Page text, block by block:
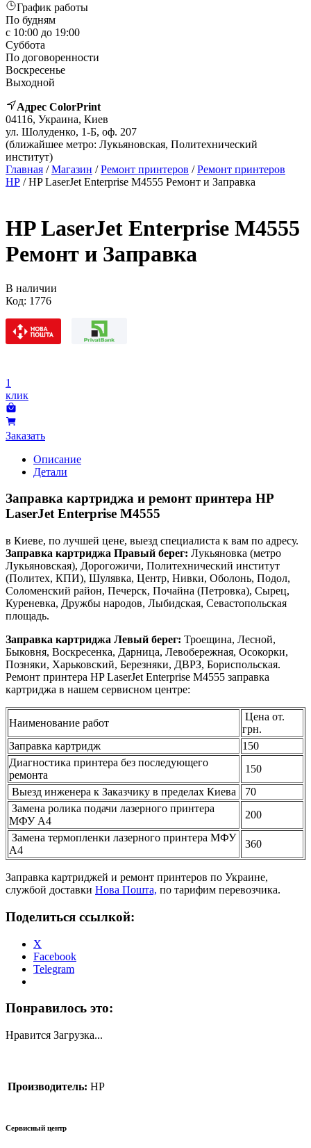
График работы
По будням
с 10:00 до 19:00
Суббота
По договоренности
Воскресенье
Выходной
Адрес ColorPrint
04116, Украина, Киев
ул. Шолуденко, 1-Б, оф. 207
(ближайшее метро: Лукьяновская, Политехнический
институт)
Главная /Магазин /Ремонт принтеров /Ремонт принтеров
HP / HP LaserJet Enterprise M4555 Ремонт и Заправка
HP LaserJet Enterprise M4555
Ремонт и Заправка
В наличии
Код: 1776
1
клик
Заказать
Описание
Детали
Заправка картриджа и ремонт принтера HP
LaserJet Enterprise M4555
в Киеве, по лучшей цене, выезд специалиста к вам по адресу.
Заправка картриджа Правый берег: Лукьяновка (метро
Лукьяновская), Дорогожичи, Политехнический институт
(Политех, КПИ), Шулявка, Центр, Нивки, Оболонь, Подол,
Соломенский район, Печерск, Почайна (Петровка), Сырец,
Куреневка, Дружбы народов, Лыбидская, Севастопольская
площадь.
Заправка картриджа Левый берег: Троещина, Лесной,
Быковня, Воскресенка, Дарница, Левобережная, Осокорки,
Позняки, Харьковский, Березняки, ДВРЗ, Бориспольская.
Ремонт принтера HP LaserJet Enterprise M4555 заправка
картриджа в нашем сервисном центре:
Наименование работ
Цена от.
грн.
Заправка картридж
150
Диагностика принтера без последующего
ремонта
150
Выезд инженера к Заказчику в пределах Киева
70
Замена ролика подачи лазерного принтера
МФУ А4
200
Замена термопленки лазерного принтера МФУ
А4
360
Заправка картриджей и ремонт принтеров по Украине,
службой доставки Нова Пошта, по тарифим перевозчика.
Поделиться ссылкой:
X
Facebook
Telegram
Понравилось это:
Нравится Загрузка...
Производитель: HP
Сервисный центр